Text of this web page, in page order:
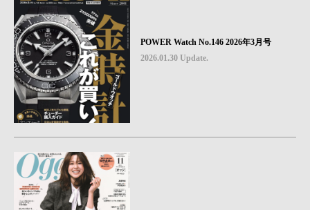
POWER Watch No.146 2026年3月号
2026.01.30 Update.